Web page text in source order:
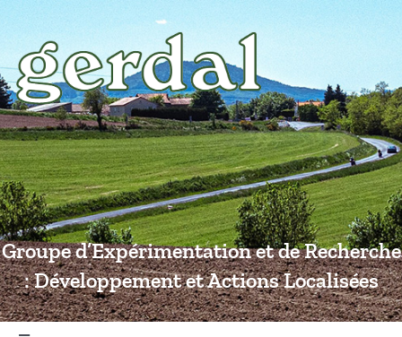
contenu
Groupe d’Expérimentation et de Recherche
: Développement et Actions Localisées